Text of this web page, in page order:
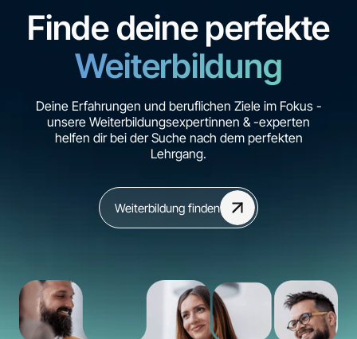
Finde deine perfekte
Weiterbildung
Deine Erfahrungen und beruflichen Ziele im Fokus -
unsere Weiterbildungsexpertinnen & -experten
helfen dir bei der Suche nach dem perfekten
Lehrgang.
Weiterbildung finden